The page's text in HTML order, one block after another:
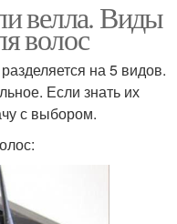
велла. Виды
волос
на 5 видов.
Если знать их
с выбором.